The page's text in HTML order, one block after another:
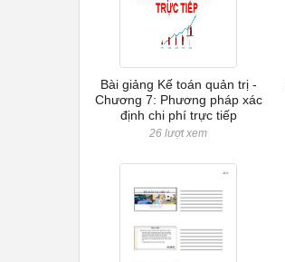
Bài giảng Kế toán quản trị -
Chương 7: Phương pháp xác
định chi phí trực tiếp
26 lượt xem